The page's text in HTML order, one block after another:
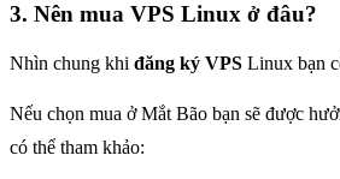
3. Nên mua VPS Linux ở đâu?
Nhìn chung khi đăng ký VPS Linux bạn
Nếu chọn mua ở Mắt Bão bạn sẽ được
có thể tham khảo: